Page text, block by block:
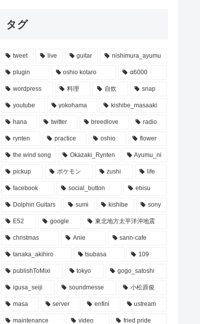
タグ
tweet live guitar nishimura_ayumu
plugin oshio kotaro α6000
wordpress 料理 自炊 snap
youtube yokohama kishibe_masaaki
hana twitter breedlove radio
rynten practice oshio flower
the wind song Okazaki_Rynten Ayumu_ni
pickup ポケモン zushi life
facebook social_button ebisu
Dolphin Guitars sumi kishibe sony
E52 google 東北地方太平洋沖地震
christmas Anie sann-cafe
tanaka_akihiro tsubasa 109
publishToMixi tokyo gogo_satoshi
igusa_seiji soundmesse 小松原俊
masa server enfini ustream
maintenance video fried pride